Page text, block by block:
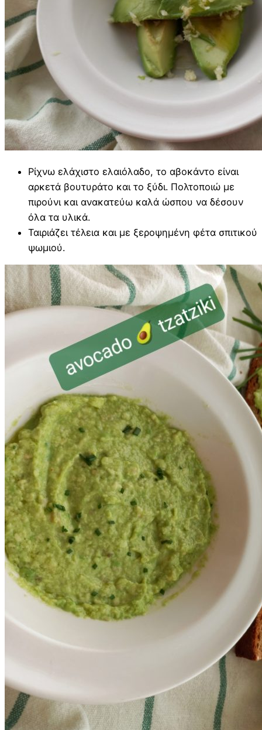
Ρίχνω ελάχιστο ελαιόλαδο, το αβοκάντο είναι
αρκετά βουτυράτο και το ξύδι. Πολτοποιώ με
πιρούνι και ανακατεύω καλά ώσπου να δέσουν
όλα τα υλικά.
Ταιριάζει τέλεια και με ξεροψημένη φέτα σπιτικού
ψωμιού.